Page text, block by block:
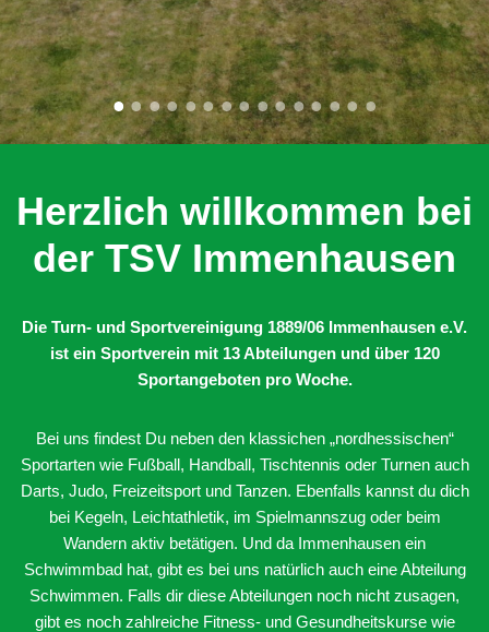
Herzlich willkommen bei
der TSV Immenhausen
Die Turn- und Sportvereinigung 1889/06 Immenhausen e.V.
ist ein Sportverein mit 13 Abteilungen und über 120
Sportangeboten pro Woche.
Bei uns findest Du neben den klassichen „nordhessischen“
Sportarten wie Fußball, Handball, Tischtennis oder Turnen auch
Darts, Judo, Freizeitsport und Tanzen. Ebenfalls kannst du dich
bei Kegeln, Leichtathletik, im Spielmannszug oder beim
Wandern aktiv betätigen. Und da Immenhausen ein
Schwimmbad hat, gibt es bei uns natürlich auch eine Abteilung
Schwimmen. Falls dir diese Abteilungen noch nicht zusagen,
gibt es noch zahlreiche Fitness- und Gesundheitskurse wie